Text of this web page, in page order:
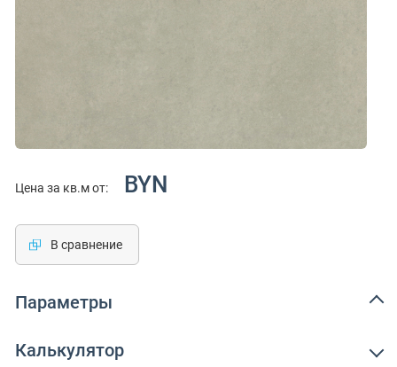
Цена за кв.м от: BYN
В сравнение
Параметры
Калькулятор